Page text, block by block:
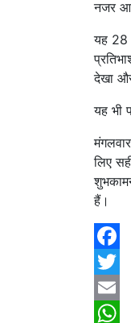
नजर
यह 28
देखा
यह भी
लिए
हैं।
Twitter
Email